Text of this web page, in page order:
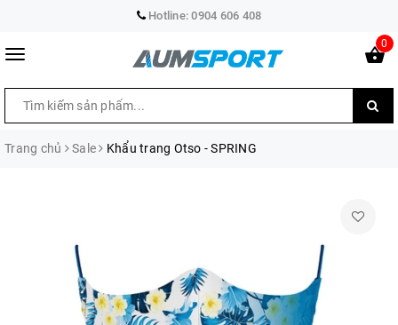
Hotline:0904 606 408
0
Trang chủ Sale Khẩu trang Otso - SPRING